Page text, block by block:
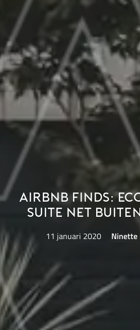
Airbnb Finds:
suite net
11 januari 2020 Ninette